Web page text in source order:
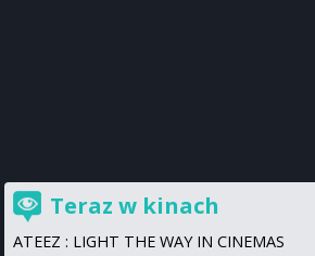
Teraz w kinach
ATEEZ : LIGHT THE WAY IN CINEMAS